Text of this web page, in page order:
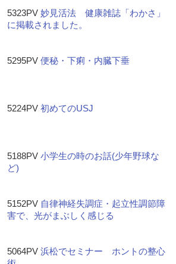
5323PV妙見活法 健康雑誌「わかさ」
に掲載されました。
5295PV便秘・下痢・内臓下垂
5224PV初めてのUSJ
5188PV小学生の時のお話(少年野球な
ど)
5152PV 自律神経失調症・起立性調節障
害で、光がまぶしく感じる
5064PV浜松でセミナー ホントの整心